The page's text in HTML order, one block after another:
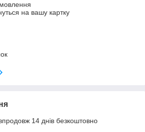
на вашу картку
14 днів безкоштовно